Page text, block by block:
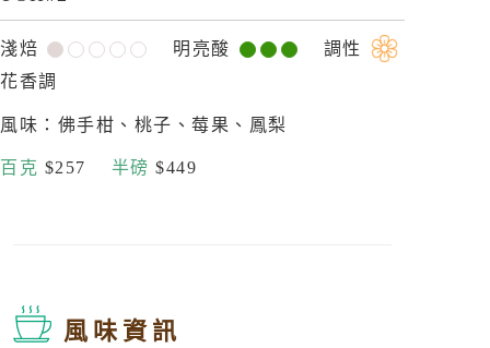
淺焙 明亮酸
調性
花香調
風味：佛手柑、桃子、莓果、鳳梨
百克 $257 半磅 $449
風味資訊